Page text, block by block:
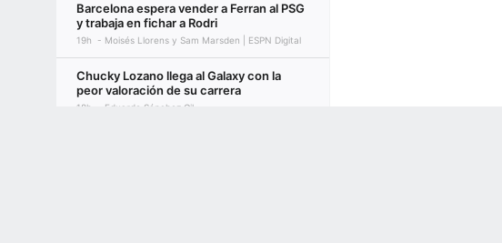
Barcelona espera vender a Ferran al PSG
y trabaja en fichar a Rodri
19h Moisés Llorens y Sam Marsden | ESPN Digital
Chucky Lozano llega al Galaxy con la
peor valoración de su carrera
18h Eduardo Sánchez Gil